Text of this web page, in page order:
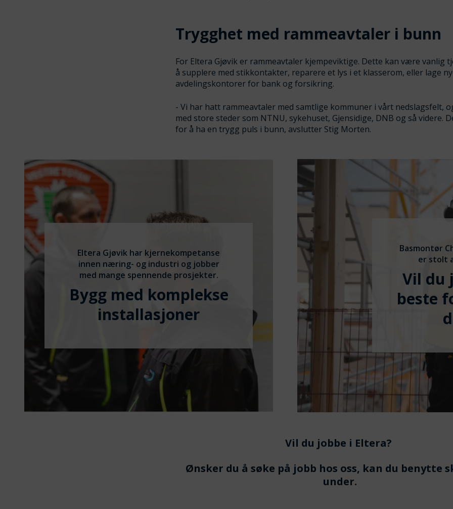
Trygghet med rammeavtaler i bunn
For Eltera Gjøvik er rammeavtaler kjempeviktige. Dette kan være vanlig
å supplere med stikkontakter, reparere et lys i et klasserom, eller lage
avdelingskontorer for bank og forsikring.
- Vi har hatt rammeavtaler med samtlige kommuner i vårt nedslagsfelt,
med store steder som NTNU, sykehuset, Gjensidige, DNB og så videre.
for å ha en trygg puls i bunn, avslutter Stig Morten.
Eltera Gjøvik har kjernekompetanse
innen næring- og industri og jobber
med mange spennende prosjekter.
Bygg med komplekse
installasjoner
Basmontør
er stolt
Vil du
beste
Vil du jobbe i Eltera?
Ønsker du å søke på jobb hos oss, kan du benytte
under.